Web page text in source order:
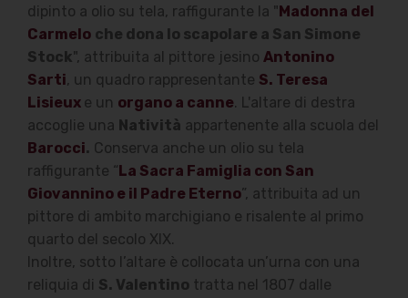
dipinto a olio su tela, raffigurante la "Madonna del
Carmelo che dona lo scapolare a San Simone
Stock", attribuita al pittore jesino Antonino
Sarti, un quadro rappresentante S. Teresa
Lisieux e un organo a canne. L'altare di destra
accoglie una Natività appartenente alla scuola del
Barocci. Conserva anche un olio su tela
raffigurante “La Sacra Famiglia con San
Giovannino e il Padre Eterno”, attribuita ad un
pittore di ambito marchigiano e risalente al primo
quarto del secolo XIX.
Inoltre, sotto l’altare è collocata un’urna con una
reliquia di S. Valentino tratta nel 1807 dalle